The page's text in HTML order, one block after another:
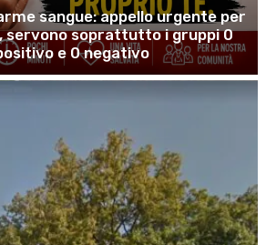
sangue: appello urgente per
servono soprattutto i gruppi 0
e 0 negativo